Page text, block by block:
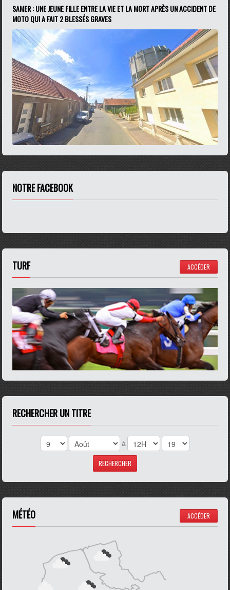
SAMER : UNE JEUNE FILLE ENTRE LA VIE ET LA MORT APRÈS UN ACCIDENT DE
MOTO QUI A FAIT 2 BLESSÉS GRAVES
NOTRE FACEBOOK
TURF ACCÉDER
RECHERCHER UN TITRE
à
MÉTÉO ACCÉDER